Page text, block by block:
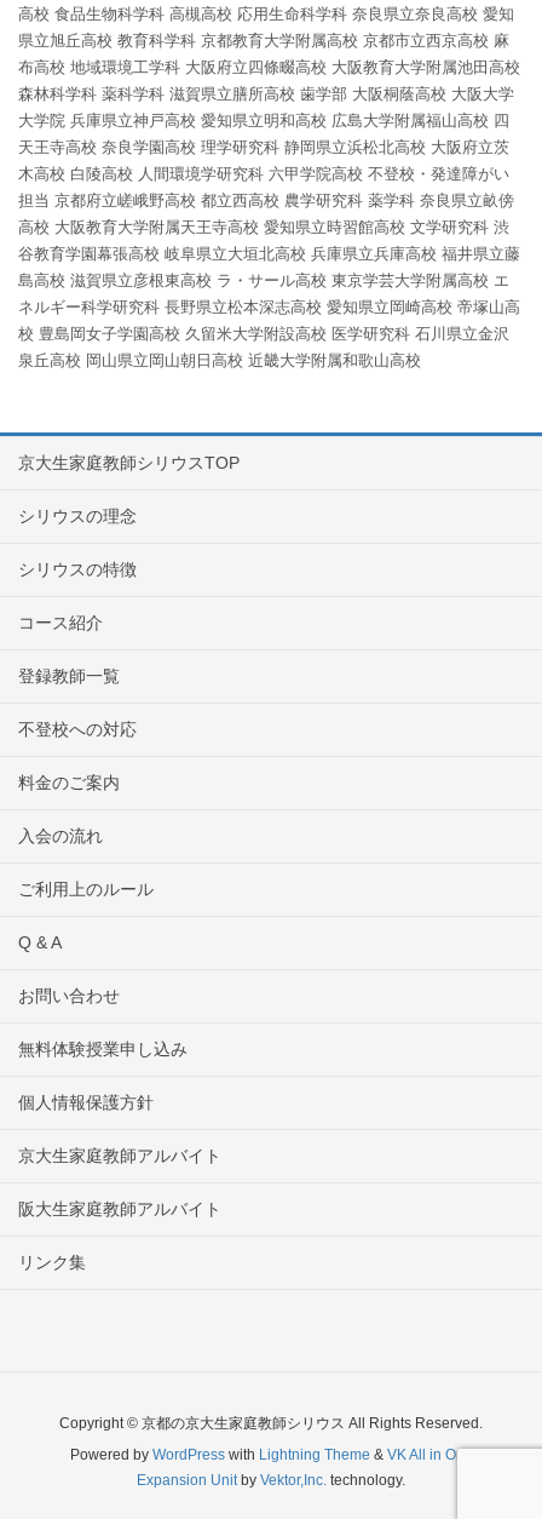
高校 食品生物科学科 高槻高校 応用生命科学科 奈良県立奈良高校 愛知
県立旭丘高校 教育科学科 京都教育大学附属高校 京都市立西京高校 麻
布高校 地域環境工学科 大阪府立四條畷高校 大阪教育大学附属池田高校
森林科学科 薬科学科 滋賀県立膳所高校 歯学部 大阪桐蔭高校 大阪大学
大学院 兵庫県立神戸高校 愛知県立明和高校 広島大学附属福山高校 四
天王寺高校 奈良学園高校 理学研究科 静岡県立浜松北高校 大阪府立茨
木高校 白陵高校 人間環境学研究科 六甲学院高校 不登校・発達障がい
担当 京都府立嵯峨野高校 都立西高校 農学研究科 薬学科 奈良県立畝傍
高校 大阪教育大学附属天王寺高校 愛知県立時習館高校 文学研究科 渋
谷教育学園幕張高校 岐阜県立大垣北高校 兵庫県立兵庫高校 福井県立藤
島高校 滋賀県立彦根東高校 ラ・サール高校 東京学芸大学附属高校 エ
ネルギー科学研究科 長野県立松本深志高校 愛知県立岡崎高校 帝塚山高
校 豊島岡女子学園高校 久留米大学附設高校 医学研究科 石川県立金沢
泉丘高校 岡山県立岡山朝日高校 近畿大学附属和歌山高校
京大生家庭教師シリウスTOP
シリウスの理念
シリウスの特徴
コース紹介
登録教師一覧
不登校への対応
料金のご案内
入会の流れ
ご利用上のルール
Q & A
お問い合わせ
無料体験授業申し込み
個人情報保護方針
京大生家庭教師アルバイト
阪大生家庭教師アルバイト
リンク集
Copyright © 京都の京大生家庭教師シリウス All Rights Reserved.
Powered by WordPresswith Lightning Theme & VK All in One
Expansion Unitby Vektor,Inc. technology.